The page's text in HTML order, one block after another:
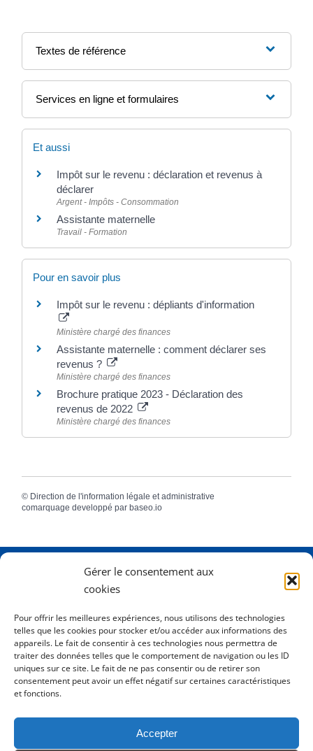
Gérer le consentement aux
cookies
Pour offrir les meilleures expériences, nous utilisons des technologies
telles que les cookies pour stocker et/ou accéder aux informations des
appareils. Le fait de consentir à ces technologies nous permettra de
traiter des données telles que le comportement de navigation ou les ID
uniques sur ce site. Le fait de ne pas consentir ou de retirer son
consentement peut avoir un effet négatif sur certaines caractéristiques
et fonctions.
Accepter
Textes de référence
Services en ligne et formulaires
Et aussi
Impôt sur le revenu : déclaration et revenus à
déclarer
Argent - Impôts - Consommation
Assistante maternelle
Travail - Formation
Pour en savoir plus
Impôt sur le revenu : dépliants d'information
Ministère chargé des finances
Assistante maternelle : comment déclarer ses
revenus ?
Ministère chargé des finances
Brochure pratique 2023 - Déclaration des
revenus de 2022
Ministère chargé des finances
© Direction de l'information légale et administrative
comarquage developpé par baseo.io
2 Rue Dame Pernette
Horaires
Lundi de 8h15 à 12h
Mardi de 8h15 à 12h
Mercredi 8h15 à 12h
Jeudi de 8h15 à 12h - 16h à 18h00
Tél.